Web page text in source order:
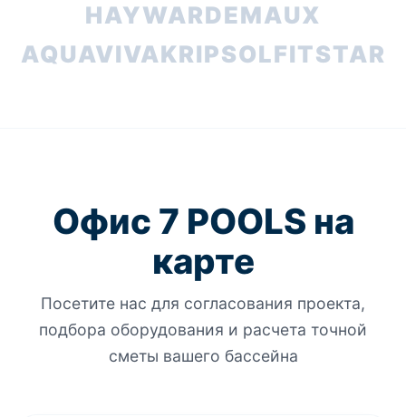
HAYWARDEMAUX
AQUAVIVAKRIPSOLFITSTAR
Офис 7 POOLS на
карте
Посетите нас для согласования проекта,
подбора оборудования и расчета точной
сметы вашего бассейна